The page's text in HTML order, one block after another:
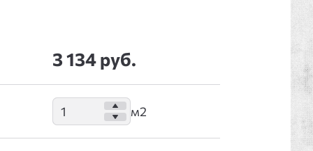
3 134 руб.